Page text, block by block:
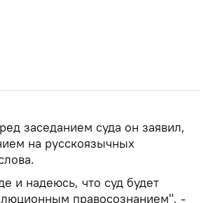
заседанием суда он заявил,
на русскоязычных
и надеюсь, что суд будет
правосознанием", -